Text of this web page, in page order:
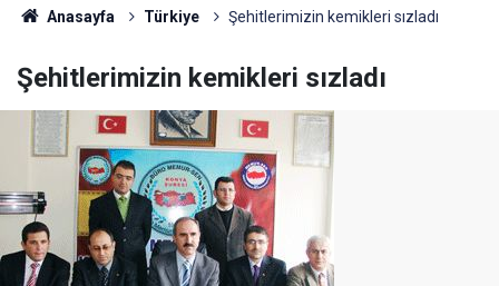
Anasayfa Türkiye Şehitlerimizin kemikleri sızladı
Şehitlerimizin kemikleri sızladı